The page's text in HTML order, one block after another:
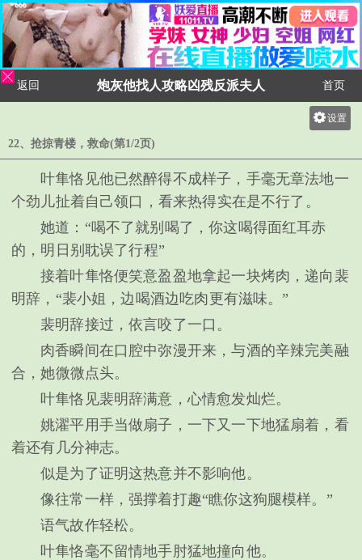
返回 炮灰他找人攻略凶残反派夫人 首页
设置
22、抢掠青楼，救命(第1/2页)
叶隼恪见他已然醉得不成样子，手毫无章法地一
个劲儿扯着自己领口，看来热得实在是不行了。
她道：“喝不了就别喝了，你这喝得面红耳赤
的，明日别耽误了行程”
接着叶隼恪便笑意盈盈地拿起一块烤肉，递向裴
明辞，“裴小姐，边喝酒边吃肉更有滋味。”
裴明辞接过，依言咬了一口。
肉香瞬间在口腔中弥漫开来，与酒的辛辣完美融
合，她微微点头。
叶隼恪见裴明辞满意，心情愈发灿烂。
姚濯平用手当做扇子，一下又一下地猛扇着，看
着还有几分神志。
似是为了证明这热意并不影响他。
像往常一样，强撑着打趣“瞧你这狗腿模样。”
语气故作轻松。
叶隼恪毫不留情地手肘猛地撞向他。